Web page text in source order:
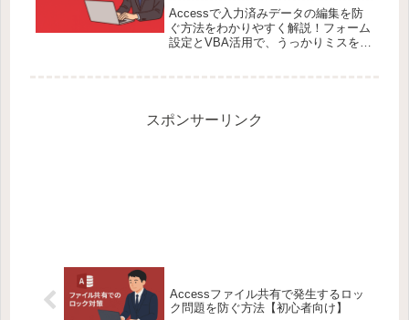
Accessで入力済みデータの編集を防
ぐ方法をわかりやすく解説！フォーム
設定とVBA活用で、うっかりミスを防
スポンサーリンク
Accessファイル共有で発生するロッ
ク問題を防ぐ方法【初心者向け】